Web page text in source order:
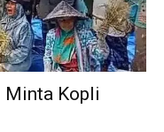
Minta Kopli